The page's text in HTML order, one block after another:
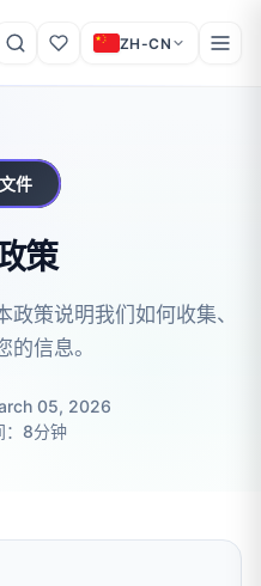
ZH-CN
件
策
策说明我们如何收集、
的信息。
05, 2026
：8分钟